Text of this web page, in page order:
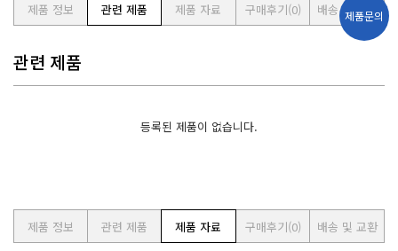
제품 정보 관련 제품 제품 자료 구매후기(0) 배송 및 교환
관련 제품
등록된 제품이 없습니다.
제품 정보 관련 제품 제품 자료 구매후기(0) 배송 및 교환
제품문의